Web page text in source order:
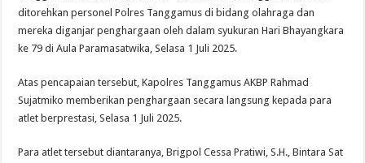
ditorehkan personel Polres Tanggamus di bidang olahraga dan
mereka diganjar penghargaan oleh dalam syukuran Hari Bhayangkara
ke 79 di Aula Paramasatwika, Selasa 1 Juli 2025.
Atas pencapaian tersebut, Kapolres Tanggamus AKBP Rahmad
Sujatmiko memberikan penghargaan secara langsung kepada para
atlet berprestasi, Selasa 1 Juli 2025.
Para atlet tersebut diantaranya, Brigpol Cessa Pratiwi, S.H., Bintara Sat